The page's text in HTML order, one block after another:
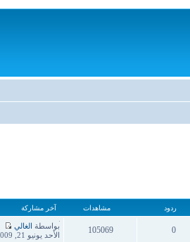
ردود مشاهدات آخر مشاركة
0
105069
آخر
مشاركة
بواسطة الغالي
الأحد يونيو 21, 2009 7:59 pm